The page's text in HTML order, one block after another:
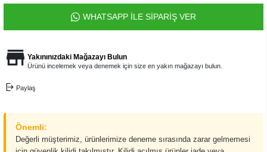
WHATSAPP İLE SİPARİŞ VER
Yakınınızdaki Mağazayı Bulun
Ürünü incelemek veya denemek için size en yakın mağazayı bulun.
Paylaş
Önemli:
Değerli müşterimiz, ürünlerimize deneme sırasında zarar gelmemesi